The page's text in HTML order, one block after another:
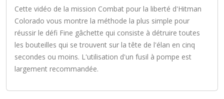
Cette vidéo de la mission Combat pour la liberté d'Hitman
Colorado vous montre la méthode la plus simple pour
réussir le défi Fine gâchette qui consiste à détruire toutes
les bouteilles qui se trouvent sur la tête de l'élan en cinq
secondes ou moins. L'utilisation d'un fusil à pompe est
largement recommandée.